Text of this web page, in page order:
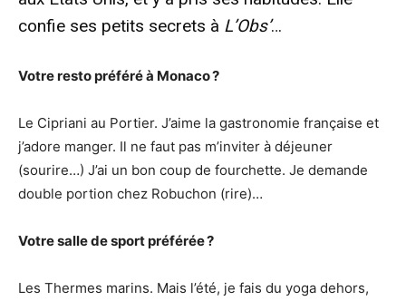
confie ses petits secrets à L’Obs’…
Votre resto préféré à Monaco ?
Le Cipriani au Portier. J’aime la gastronomie française et
j’adore manger. Il ne faut pas m’inviter à déjeuner
(sourire…) J’ai un bon coup de fourchette. Je demande
double portion chez Robuchon (rire)…
Votre salle de sport préférée ?
Les Thermes marins. Mais l’été, je fais du yoga dehors,